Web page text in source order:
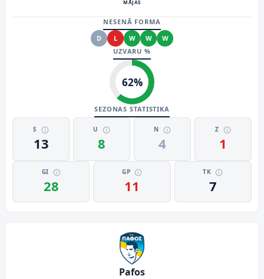
MĀJAS
NESENĀ FORMA
D
L W W
W
UZVARU %
62%
SEZONAS STATISTIKA
S
13
U
8
N
4
Z
1
GI
28
GP
11
TK
7
Pafos